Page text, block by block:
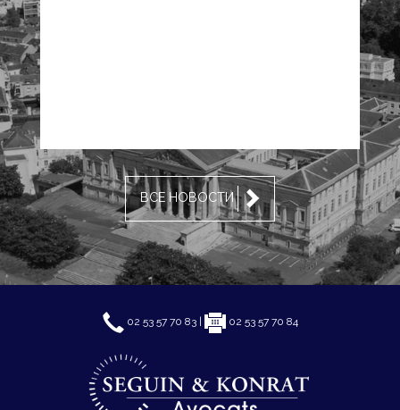
ВСЕ НОВОСТИ
02 53 57 70 83 | 02 53 57 70 84